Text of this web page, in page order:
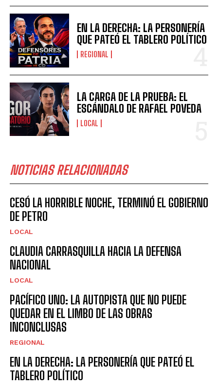
EN LA DERECHA: LA PERSONERÍA
QUE PATEÓ EL TABLERO POLÍTICO
REGIONAL
LA CARGA DE LA PRUEBA: EL
ESCÁNDALO DE RAFAEL POVEDA
LOCAL
NOTICIAS RELACIONADAS
CESÓ LA HORRIBLE NOCHE, TERMINÓ EL GOBIERNO
DE PETRO
LOCAL
CLAUDIA CARRASQUILLA HACIA LA DEFENSA
NACIONAL
LOCAL
PACÍFICO UNO: LA AUTOPISTA QUE NO PUEDE
QUEDAR EN EL LIMBO DE LAS OBRAS
INCONCLUSAS
REGIONAL
EN LA DERECHA: LA PERSONERÍA QUE PATEÓ EL
TABLERO POLÍTICO